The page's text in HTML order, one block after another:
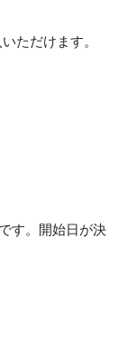
ただけます。
す。開始日が決